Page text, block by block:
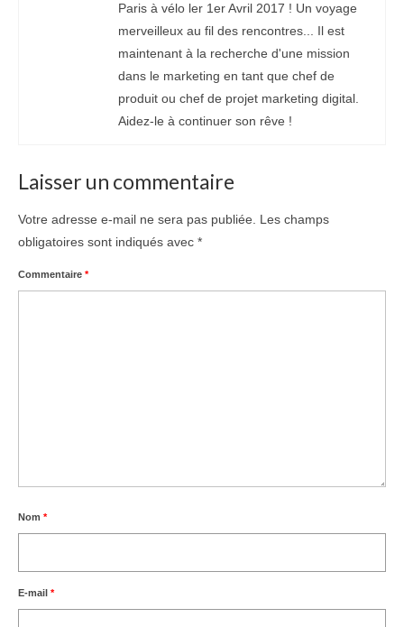
Paris à vélo ler 1er Avril 2017 ! Un voyage
merveilleux au fil des rencontres... Il est
maintenant à la recherche d'une mission
dans le marketing en tant que chef de
produit ou chef de projet marketing digital.
Aidez-le à continuer son rêve !
Laisser un commentaire
Votre adresse e-mail ne sera pas publiée.
Les champs
obligatoires sont indiqués avec *
Commentaire *
Nom *
E-mail *